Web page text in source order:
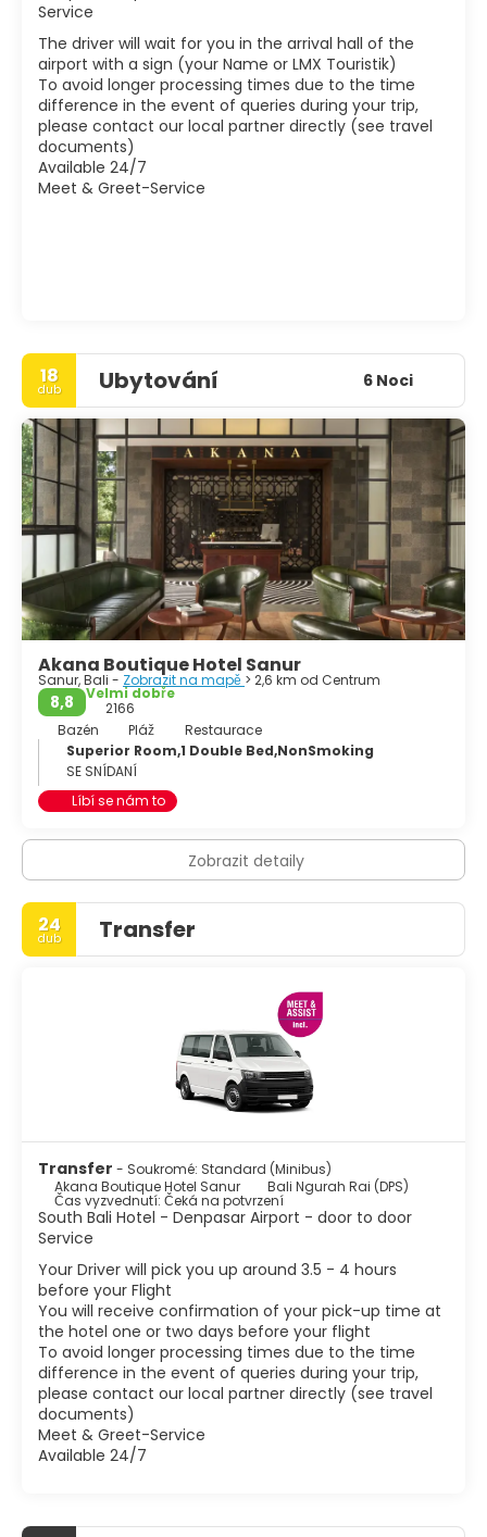
Service
The driver will wait for you in the arrival hall of the
airport with a sign (your Name or LMX Touristik)
To avoid longer processing times due to the time
difference in the event of queries during your trip,
please contact our local partner directly (see travel
documents)
Available 24/7
Meet & Greet-Service
18
dub Ubytování 6 Noci
Akana Boutique Hotel Sanur
Sanur, Bali - Zobrazit na mapě > 2,6 km od Centrum
8,8
Velmi dobře
2166
Bazén
Pláž
Restaurace
Superior Room,1 Double Bed,NonSmoking
SE SNÍDANÍ
Líbí se nám to
Zobrazit detaily
24
dub Transfer
Transfer - Soukromé: Standard (Minibus)
Akana Boutique Hotel Sanur
Bali Ngurah Rai (DPS)
Čas vyzvednutí: Čeká na potvrzení
South Bali Hotel - Denpasar Airport - door to door
Service
Your Driver will pick you up around 3.5 - 4 hours
before your Flight
You will receive confirmation of your pick-up time at
the hotel one or two days before your flight
To avoid longer processing times due to the time
difference in the event of queries during your trip,
please contact our local partner directly (see travel
documents)
Meet & Greet-Service
Available 24/7